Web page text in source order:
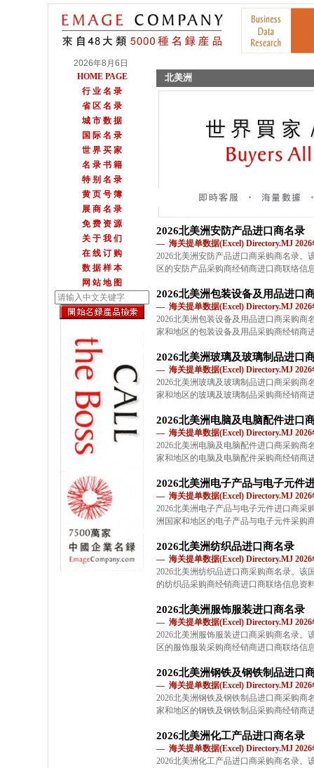
2026年8月6日
HOME PAGE
行 业 名 录
省 区 名 录
城 市 数 据
国 际 名 录
世 界 买 家
名 录 书 籍
特 别 名 录
黄 页 号 簿
展 商 名 录
免 费 资 源
关 于 我 们
在 线 订 购
数 据 样 本
网 站 地 图
北美洲
2026北美洲安防产品进口商名录
— 海关提单数据(Excel) Directory.MJ 2026
2026北美洲安防产品进口商采购商名录。
区的安防产品采购商经销商进口商联络信
2026北美洲包装设备及用品进口
— 海关提单数据(Excel) Directory.MJ 2026
2026北美洲包装设备及用品进口商采购商
家和地区的包装设备及用品采购商经销商
2026北美洲玻璃及玻璃制品进口
— 海关提单数据(Excel) Directory.MJ 2026
2026北美洲玻璃及玻璃制品进口商采购商
家和地区的玻璃及玻璃制品采购商经销商
2026北美洲电脑及电脑配件进口
— 海关提单数据(Excel) Directory.MJ 2026
2026北美洲电脑及电脑配件进口商采购商
家和地区的电脑及电脑配件采购商经销商
2026北美洲电子产品与电子元件
— 海关提单数据(Excel) Directory.MJ 2026
2026北美洲电子产品与电子元件进口商采
洲国家和地区的电子产品与电子元件采购
2026北美洲纺织品进口商名录
— 海关提单数据(Excel) Directory.MJ 2026
2026北美洲纺织品进口商采购商名录。该
的纺织品采购商经销商进口商联络信息资
2026北美洲服饰服装进口商名录
— 海关提单数据(Excel) Directory.MJ 2026
2026北美洲服饰服装进口商采购商名录。
区的服饰服装采购商经销商进口商联络信
2026北美洲钢铁及钢铁制品进口
— 海关提单数据(Excel) Directory.MJ 2026
2026北美洲钢铁及钢铁制品进口商采购商
家和地区的钢铁及钢铁制品采购商经销商
2026北美洲化工产品进口商名录
— 海关提单数据(Excel) Directory.MJ 2026
2026北美洲化工产品进口商采购商名录。